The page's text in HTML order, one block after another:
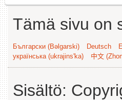
Tämä sivu on
Български (Bəlgarski) Deutsch
українська (ukrajins'ka)
中文
Sisältö: